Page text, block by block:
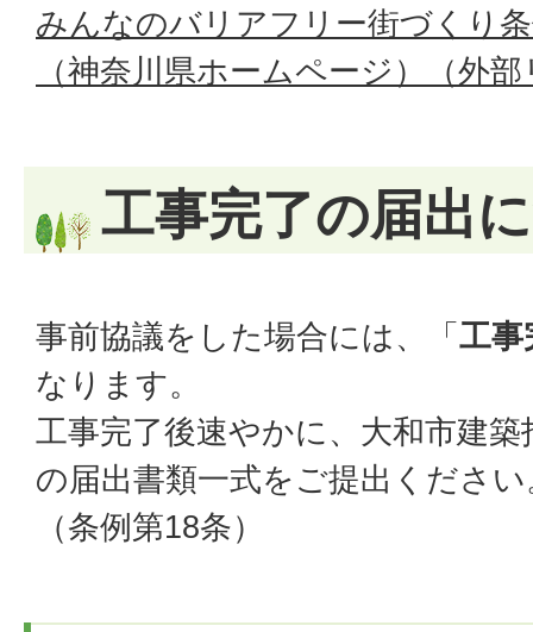
みんなのバリアフリー街づくり
（神奈川県ホームページ）（外
工事完了の届出
事前協議をした場合には、「 工事
なります。
工事完了後速やかに、大和市建
の届出書類一式をご提出ください
（条例第18条）